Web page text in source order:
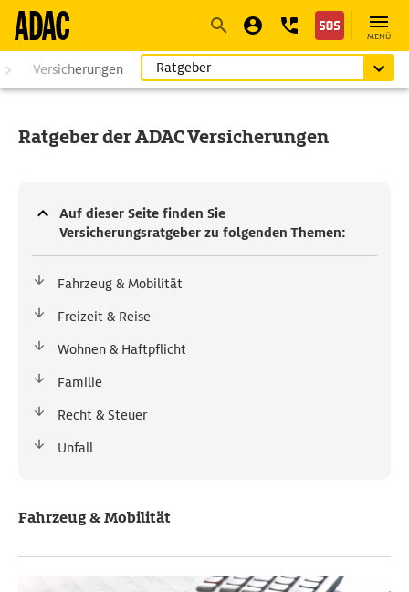
NavigationSuche
MENÜ
Versicherungen Ratgeber
Ratgeber der ADAC Versicherungen
Auf dieser Seite finden Sie
Versicherungsratgeber zu folgenden Themen:
Fahrzeug & Mobilität
Freizeit & Reise
Wohnen & Haftpflicht
Familie
Recht & Steuer
Unfall
Fahrzeug & Mobilität